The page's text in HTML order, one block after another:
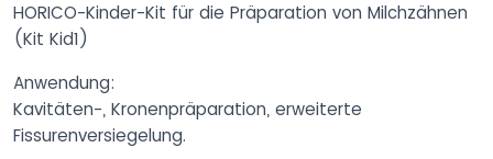
HORICO-Kinder-Kit für die Präparation von Milchzähnen
(Kit Kid1)
Anwendung:
Kavitäten-, Kronenpräparation, erweiterte
Fissurenversiegelung.